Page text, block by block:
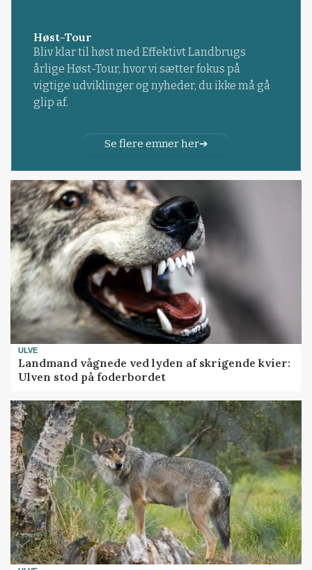
Høst-Tour
Bliv klar til høst med Effektivt Landbrugs
årlige Høst-Tour, hvor vi sætter fokus på
vigtige udviklinger og nyheder, du ikke må gå
glip af.
Se flere emner her
ULVE
Landmand vågnede ved lyden af skrigende kvier:
Ulven stod på foderbordet